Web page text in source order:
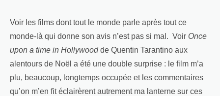
Voir les films dont tout le monde parle après tout ce
monde-là qui donne son avis n’est pas si mal. Voir Once
upon a time in Hollywoodde Quentin Tarantino aux
alentours de Noël a été une double surprise : le film m’a
plu, beaucoup, longtemps occupée et les commentaires
qu’on m’en fit éclairèrent autrement ma lanterne sur ces